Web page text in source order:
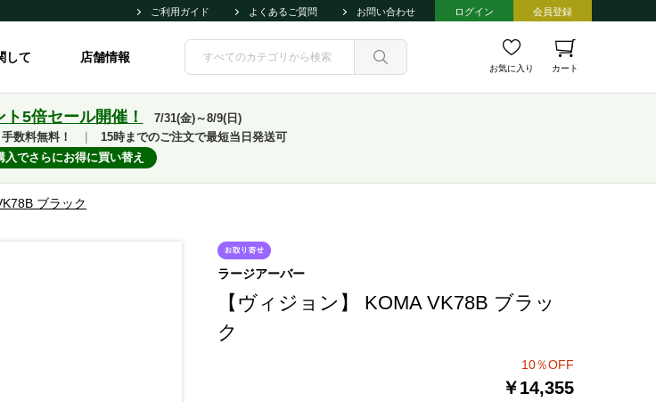
ご利用ガイド よくあるご質問 お問い合わせ ログイン 会員登録
して 店舗情報
お気に入り カート
5倍セール開催！
7/31(金)～8/9(日)
数料無料！
15時までのご注文で最短当日発送可
入でさらにお得に買い替え
ブラック
ラージアーバー
【ヴィジョン】 KOMA VK78B ブラッ
ク
10％OFF
￥14,355